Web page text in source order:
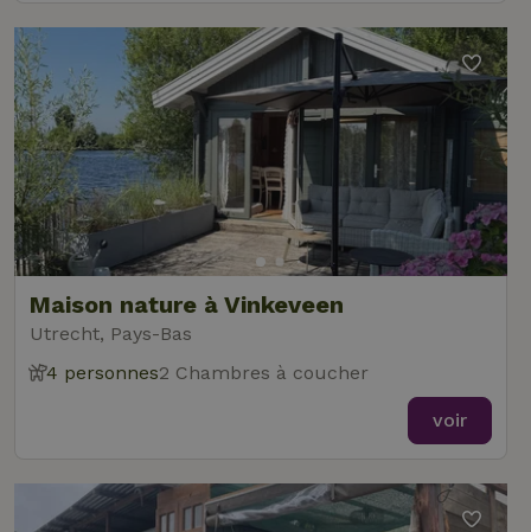
Maison nature à Vinkeveen
Utrecht, Pays-Bas
4 personnes2 Chambres à coucher
voir